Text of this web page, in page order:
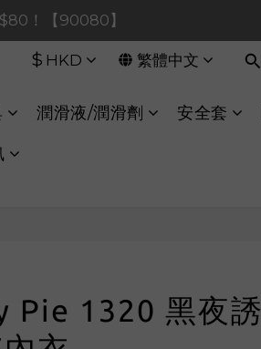
！【90080】
！【90080】
【40020】
01:00 至 11:00 暫停交易
！【90080】
$ HKD 繁體中文
潤滑液/潤滑劑 安全套
Pie 1320 黑夜誘